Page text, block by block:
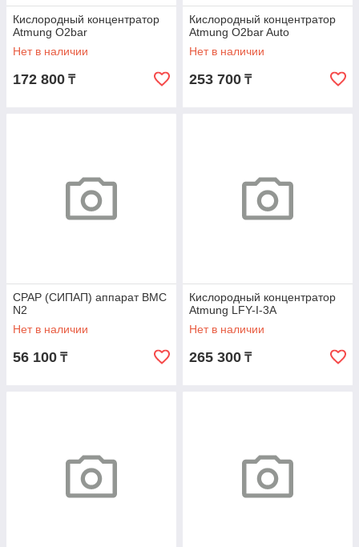
Кислородный концентратор
Atmung O2bar
Нет в наличии
172 800 ₸
Кислородный концентратор
Atmung O2bar Auto
Нет в наличии
253 700 ₸
CPAP (СИПАП) аппарат BMC
N2
Нет в наличии
56 100 ₸
Кислородный концентратор
Atmung LFY-I-3A
Нет в наличии
265 300 ₸